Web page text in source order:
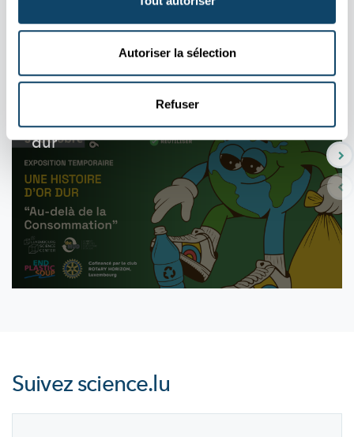
Autoriser la sélection
Refuser
2026
2026
EXPO TEMPORAIRE : Une histoire d'or
dur
Suivezscience.lu